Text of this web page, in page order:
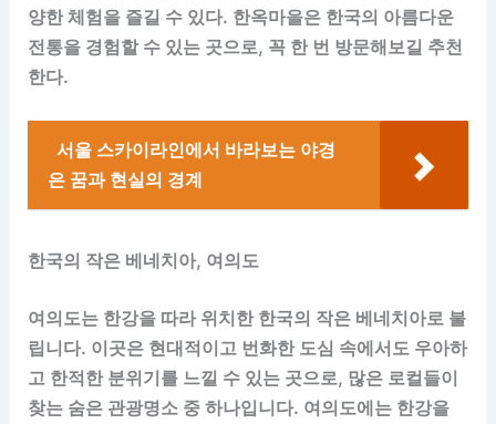
양한 체험을 즐길 수 있다. 한옥마을은 한국의 아름다운
전통을 경험할 수 있는 곳으로, 꼭 한 번 방문해보길 추천
한다.
서울 스카이라인에서 바라보는 야경
은 꿈과 현실의 경계
한국의 작은 베네치아, 여의도
여의도는 한강을 따라 위치한 한국의 작은 베네치아로 불
립니다. 이곳은 현대적이고 번화한 도심 속에서도 우아하
고 한적한 분위기를 느낄 수 있는 곳으로, 많은 로컬들이
찾는 숨은 관광명소 중 하나입니다. 여의도에는 한강을